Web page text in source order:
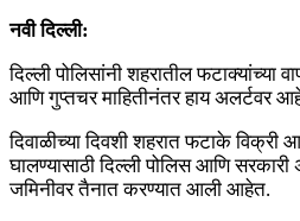
नवी दिल्ली:
दिल्ली पोलिसांनी शहरातील
आणि गुप्तचर माहितीनंतर हाय अलर्टवर
दिवाळीच्या दिवशी शहरात फटाके विक्री
घालण्यासाठी दिल्ली पोलिस आणि
जमिनीवर तैनात करण्यात आली आहेत.